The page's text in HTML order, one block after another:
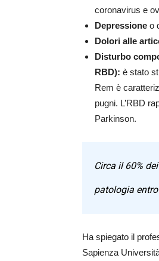
coronavirus e
Depressione o
Dolori alle
Disturbo
RBD): è stato
Rem è
pugni. L’RBD
Parkinson.
Circa il 60%
patologia
Ha spiegato il
Sapienza